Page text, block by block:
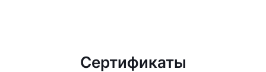
Сертификаты